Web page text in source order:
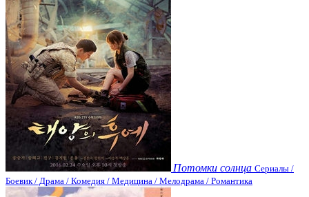
Потомки солнца Сериалы /
Боевик / Драма / Комедия / Медицина / Мелодрама / Романтика